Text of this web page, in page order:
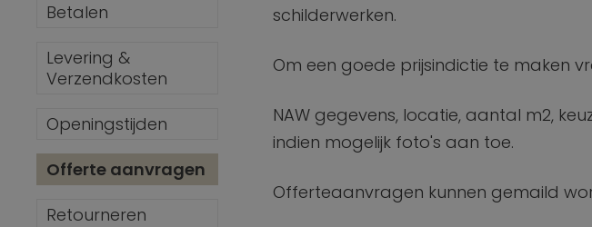
Betalen
Levering &
Verzendkosten
Openingstijden
Offerte aanvragen
Retourneren
schilderwerken.
Om een goede prijsindictie te maken
NAW gegevens, locatie, aantal m2,
indien mogelijk foto's aan toe.
Offerteaanvragen kunnen gemaild